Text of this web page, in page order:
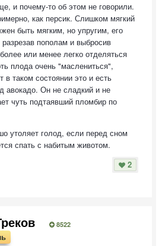
и почему-то об этом не говорили.
как персик. Слишком мягкий
быть мягким, но упругим, его
пополам и выбросив
или менее легко отделяться
плода очень "маслениться",
в таком состоянии это и есть
авокадо. Он не сладкий и не
чуть подтаявший пломбир по
утоляет голод, если перед сном
спать с набитым животом.
2
8522